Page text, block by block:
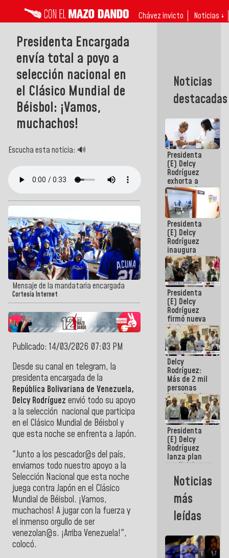
Chávez invicto Noticias ↓
Presidenta Encargada
envía total a poyo a
selección nacional en
el Clásico Mundial de
Béisbol: ¡Vamos,
muchachos!
Escucha esta noticia: 🔊
Mensaje de la mandataria encargada
Cortesía Internet
Publicado: 14/03/2026 07:03 PM
Desde su canal en telegram, la
presidenta encargada de la
República Bolivariana de Venezuela,
Delcy Rodríguez envió todo su apoyo
a la selección nacional que participa
en el Clásico Mundial de Béisbol y
que esta noche se enfrenta a Japón.
"Junto a los pescador@s del país,
enviamos todo nuestro apoyo a la
Selección Nacional que esta noche
juega contra Japón en el Clásico
Mundial de Béisbol. ¡Vamos,
muchachos! A jugar con la fuerza y
el inmenso orgullo de ser
venezolan@s. ¡Arriba Venezuela!",
colocó.
Noticias
destacadas
Presidenta
(E) Delcy
Rodríguez
exhorta a
gobernadores
y alcaldes a
edificar
casas para
abuelos
Presidenta
(E) Delcy
Rodríguez
inaugura
casa de los
Abuelos
Primavera
en Caracas
Presidenta
(E) Delcy
Rodríguez
firmó nueva
de Ley de
Arrendamiento
aprobada
por la AN
Delcy
Rodríguez:
Más de 2 mil
personas
beneficiadas
con planes
para
atención de
emergencia
sísmica en
la última
semana
Presidenta
(E) Delcy
Rodríguez
lanza plan
crediticio
con subsidio
a Juntas de
Condominio
Noticias
más
leídas